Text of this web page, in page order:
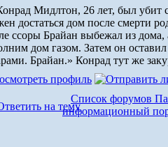
Мидлтон, 26 лет, был убит
достаться дом после смерти
ссоры Брайан выбежал из дома,
дом газом. Затем он
Брайан.» Конрад тут же
Список форумов
информационный